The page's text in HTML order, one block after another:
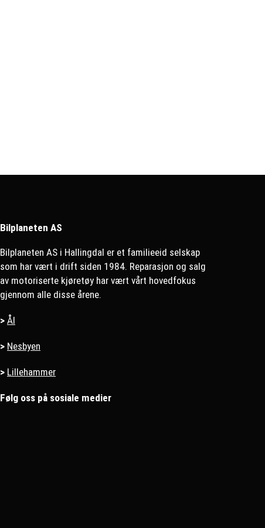
Bilplaneten AS
Bilplaneten AS i Hallingdal er et familieeid selskap
som har vært i drift siden 1984. Reparasjon og salg
av motoriserte kjøretøy har vært vårt hovedfokus
gjennom alle disse årene.
> Ål
> Nesbyen
> Lillehammer
Følg oss på sosiale medier